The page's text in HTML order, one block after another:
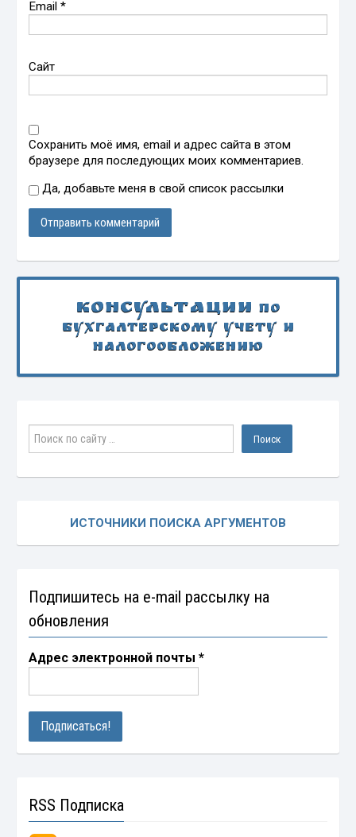
Email*
Сайт
Сохранить моё имя, email и адрес сайта в этом
браузере для последующих моих комментариев.
Да, добавьте меня в свой список рассылки
Консультации по
бухгалтерскому учету и
налогообложению
ИСТОЧНИКИ ПОИСКА АРГУМЕНТОВ
Подпишитесь на e-mail рассылку на
обновления
Адрес электронной почты*
RSS Подписка